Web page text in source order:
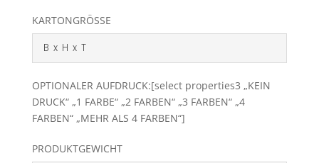
KARTONGRÖSSE
OPTIONALER AUFDRUCK:[select properties3 „KEIN
DRUCK“ „1 FARBE“ „2 FARBEN“ „3 FARBEN“ „4
FARBEN“ „MEHR ALS 4 FARBEN“]
PRODUKTGEWICHT